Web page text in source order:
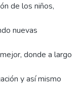
de los niños,
nuevas
donde a largo
y así mismo